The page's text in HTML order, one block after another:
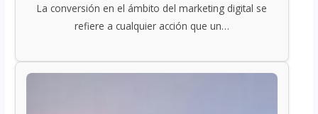
La conversión en el ámbito del marketing digital se
refiere a cualquier acción que un…